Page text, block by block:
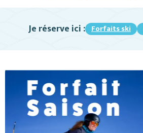
Hébergements
Activités
Restaurants
Je réserve ici : Forfaits ski